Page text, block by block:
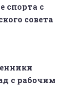
спорта с
совета
с рабочим